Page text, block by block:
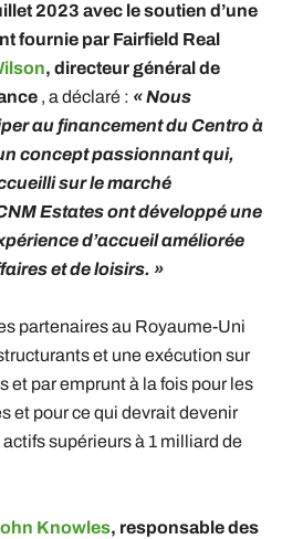
2023 avec le soutien d’une
fournie par Fairfield Real
, directeur général de
, a déclaré : « Nous
au financement du Centro à
concept passionnant qui,
sur le marché
Estates ont développé une
d’accueil améliorée
et de loisirs. »
partenaires au Royaume-Uni
et une exécution sur
et par emprunt à la fois pour les
et pour ce qui devrait devenir
supérieurs à 1 milliard de
Knowles, responsable des